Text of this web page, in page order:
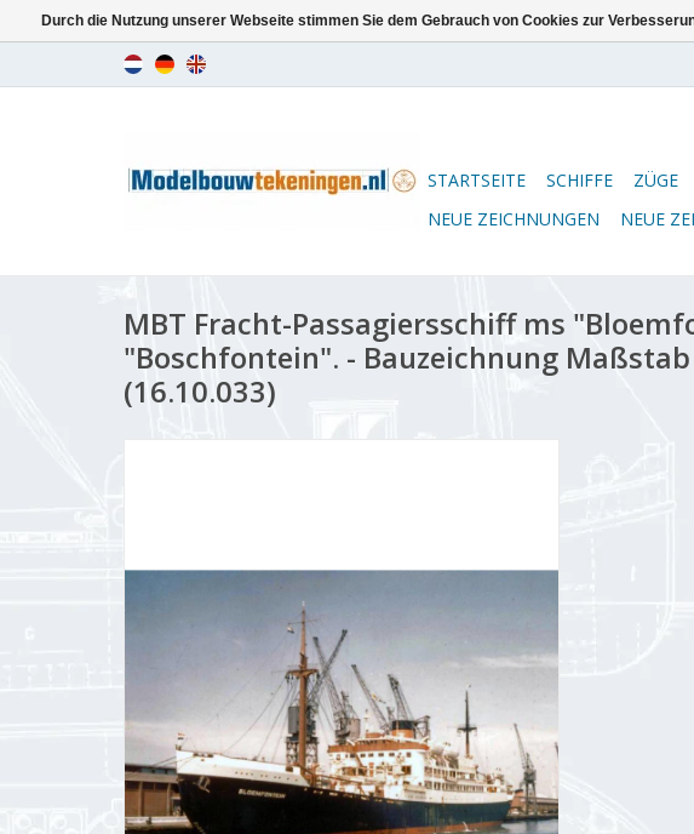
STARTSEITE SCHIFFE ZÜGE
NEUE ZEICHNUNGEN
NEUE
MBT Fracht-Passagiersschiff ms
"Boschfontein". - Bauzeichnung Maßstab
(16.10.033)
Durch die Nutzung unserer Webseite stimmen Sie dem Gebrauch von Cookies zur